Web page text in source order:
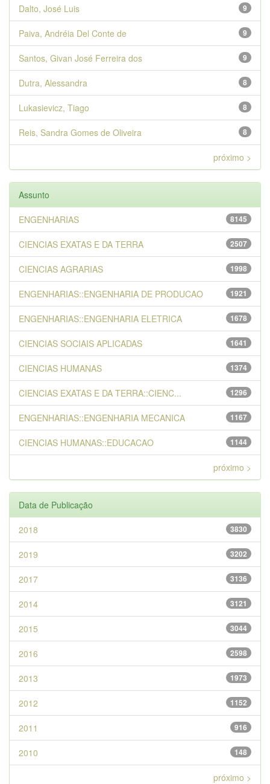
9
Dalto, José Luis
9
Paiva, Andréia Del Conte de
9
Santos, Givan José Ferreira dos
8
Dutra, Alessandra
8
Lukasievicz, Tiago
8
Reis, Sandra Gomes de Oliveira
próximo >
Assunto
8145
ENGENHARIAS
2507
CIENCIAS EXATAS E DA TERRA
1998
CIENCIAS AGRARIAS
1921
ENGENHARIAS::ENGENHARIA DE PRODUCAO
1678
ENGENHARIAS::ENGENHARIA ELETRICA
1641
CIENCIAS SOCIAIS APLICADAS
1374
CIENCIAS HUMANAS
1296
CIENCIAS EXATAS E DA TERRA::CIENC...
1167
ENGENHARIAS::ENGENHARIA MECANICA
1144
CIENCIAS HUMANAS::EDUCACAO
próximo >
Data de Publicação
3830
2018
3202
2019
3136
2017
3121
2014
3044
2015
2598
2016
1973
2013
1152
2012
916
2011
148
2010
próximo >